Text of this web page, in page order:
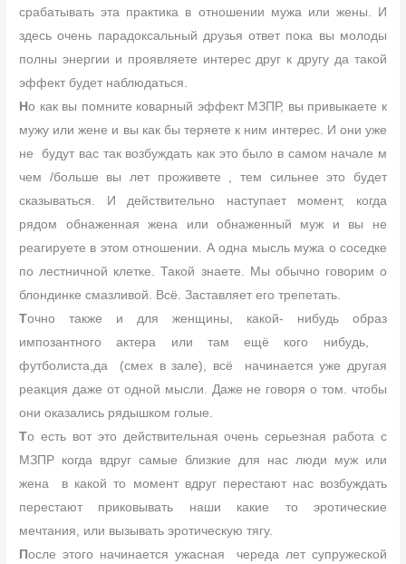
срабатывать эта практика в отношении мужа или жены. И
здесь очень парадоксальный друзья ответ пока вы молоды
полны энергии и проявляете интерес друг к другу да такой
эффект будет наблюдаться.
Но как вы помните коварный эффект МЗПР, вы привыкаете к
мужу или жене и вы как бы теряете к ним интерес. И они уже
не будут вас так возбуждать как это было в самом начале м
чем /больше вы лет проживете , тем сильнее это будет
сказываться. И действительно наступает момент, когда
рядом обнаженная жена или обнаженный муж и вы не
реагируете в этом отношении. А одна мысль мужа о соседке
по лестничной клетке. Такой знаете. Мы обычно говорим о
блондинке смазливой. Всё. Заставляет его трепетать.
Точно также и для женщины, какой- нибудь образ
импозантного актера или там ещё кого нибудь,
футболиста,да (смех в зале), всё начинается уже другая
реакция даже от одной мысли. Даже не говоря о том. чтобы
они оказались рядышком голые.
То есть вот это действительная очень серьезная работа с
МЗПР когда вдруг самые близкие для нас люди муж или
жена в какой то момент вдруг перестают нас возбуждать
перестают приковывать наши какие то эротические
мечтания, или вызывать эротическую тягу.
После этого начинается ужасная череда лет супружеской